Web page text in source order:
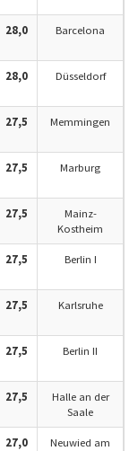
28,0 Barcelona
28,0 Düsseldorf
27,5 Memmingen
27,5 Marburg
27,5
Mainz-
Kostheim
27,5 Berlin I
27,5 Karlsruhe
27,5 Berlin II
27,5
Halle an der
Saale
27,0
Neuwied am